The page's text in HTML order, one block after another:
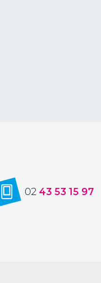
02 43 53 15 97